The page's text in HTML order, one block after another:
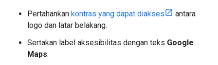
Pertahankan kontras yang dapat diakses
antara
logo dan latar belakang.
Sertakan label aksesibilitas dengan teks Google
Maps.